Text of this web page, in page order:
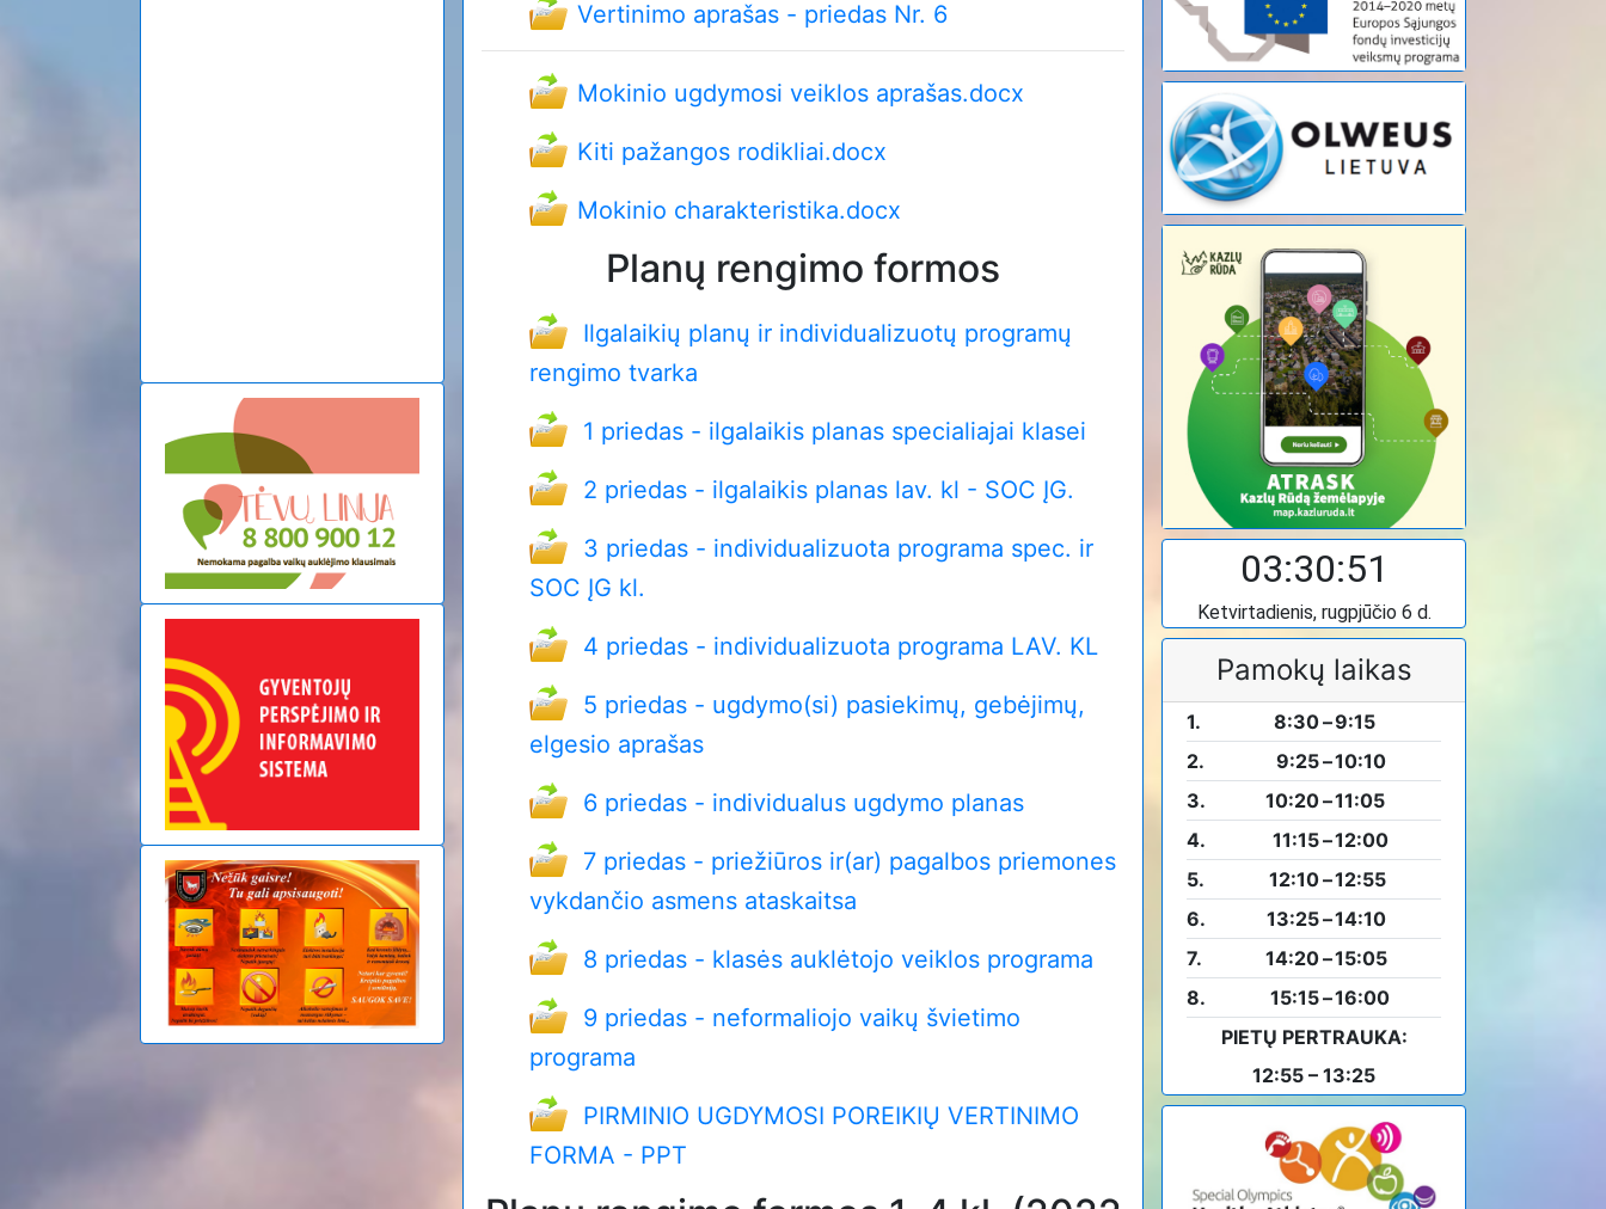
Vertinimo aprašas - priedas Nr. 6
Mokinio ugdymosi veiklos aprašas.docx
Kiti pažangos rodikliai.docx
Mokinio charakteristika.docx
Planų rengimo formos
Ilgalaikių planų ir individualizuotų programų
rengimo tvarka
1 priedas - ilgalaikis planas specialiajai klasei
2 priedas - ilgalaikis planas lav. kl - SOC ĮG.
3 priedas - individualizuota programa spec. ir
SOC ĮG kl.
4 priedas - individualizuota programa LAV. KL
5 priedas - ugdymo(si) pasiekimų, gebėjimų,
elgesio aprašas
6 priedas - individualus ugdymo planas
7 priedas - priežiūros ir(ar) pagalbos priemones
vykdančio asmens ataskaitsa
8 priedas - klasės auklėtojo veiklos programa
9 priedas - neformaliojo vaikų švietimo
programa
PIRMINIO UGDYMOSI POREIKIŲ VERTINIMO
FORMA - PPT
03:30:53
Ketvirtadienis, rugpjūčio 6 d.
Pamokų laikas
1. 8:30–9:15
2.
9:25–10:10
3.
10:20–11:05
4.
11:15–12:00
5.
12:10–12:55
6.
13:25–14:10
7.
14:20–15:05
8.
15:15–16:00
PIETŲ PERTRAUKA:
12:55 – 13:25